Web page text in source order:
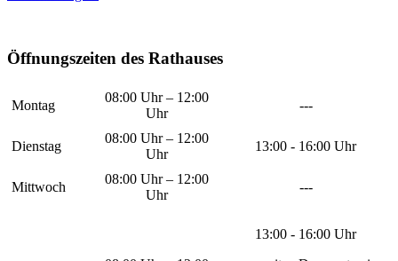
Öffnungszeiten des Rathauses
Montag
08:00 Uhr – 12:00
Uhr
---
Dienstag
08:00 Uhr – 12:00
Uhr
13:00 - 16:00 Uhr
Mittwoch
08:00 Uhr – 12:00
Uhr
---
13:00 - 16:00 Uhr